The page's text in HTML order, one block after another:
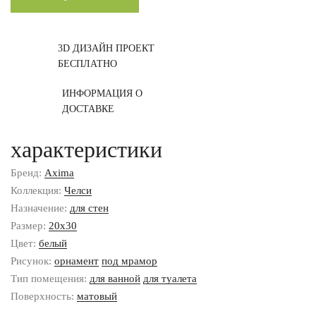
3D ДИЗАЙН ПРОЕКТ
БЕСПЛАТНО
ИНФОРМАЦИЯ О
ДОСТАВКЕ
характеристики
Бренд: Axima
Коллекция: Челси
Назначение: для стен
Размер: 20x30
Цвет: белый
Рисунок: орнамент под мрамор
Тип помещения: для ванной для туалета
Поверхность: матовый